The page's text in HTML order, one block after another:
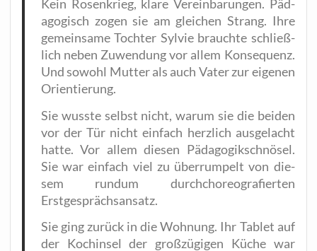
Kein Rosen­krieg, kla­re Ver­ein­ba­run­gen. Päd­
ago­gisch zogen sie am glei­chen Strang. Ihre
gemein­sa­me Toch­ter Syl­vie brauch­te schließ­
lich neben Zuwen­dung vor allem Kon­se­quenz.
Und sowohl Mut­ter als auch Vater zur eige­nen
Orientierung.
Sie wuss­te selbst nicht, war­um sie die bei­den
vor der Tür nicht ein­fach herz­lich aus­ge­lacht
hat­te. Vor allem die­sen Päd­ago­gik­schnö­sel.
Sie war ein­fach viel zu über­rum­pelt von die­
sem rund­um durch­cho­reo­gra­fier­ten
Erstgesprächsansatz.
Sie ging zurück in die Woh­nung. Ihr Tablet auf
der Koch­in­sel der groß­zü­gi­gen Küche war